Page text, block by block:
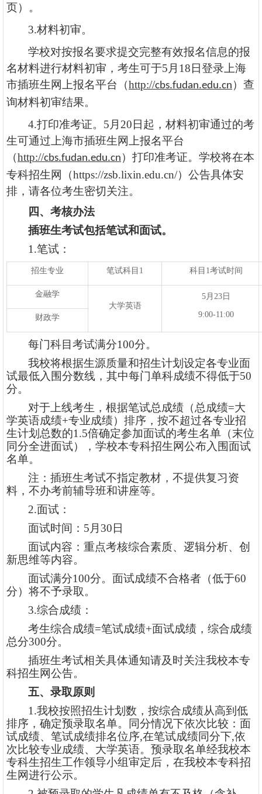
页）。
3.材料初审。
学校对按报名要求提交完整有效报名信息的报
名材料进行材料初审，考生可于5 月 18日登录上海
市插班生网上报名平台（http://cbs.fudan.edu.cn ）查
询材料初审结果。
4.打印准考证。 5 月 20日起，材料初审通过的考
生可通过上海市插班生网上报名平台
（http://cbs.fudan.edu.cn ）打印准考证。学校将在本
专科招生网（https://zsb.lixin.edu.cn/）公告具体安
排，请各位考生密切关注。
四 、考核办法
插班生考试包括笔试和面试。
1.笔试：
招生专业 笔试科目 1 科目 1考试时间
金融学
大学英语
5月23日
9:00-11:00
财政学
每门科目考试满分100分。
我校将根据生源质量和招生计划设定各专业面
试最低入围分数线，其中每门单科成绩不得低于50
分。
对于上线考生，根据笔试总成绩（总成绩=大
学英语成绩+专业成绩）排序，按不超过各专业招
生计划总数的1.5倍确定参加面试的考生名单（末位
同分全进面试），学校本专科招生网公布入围面试
名单。
注：插班生考试不指定教材，不提供复习资
料，不办考前辅导班和讲座等。
2.面试：
面试时间 ： 5 月 30日
面试内容：重点考核综合素质、逻辑分析、创
新思维等内容。
面试满分100分。面试成绩不合格者（低于60
分）将不予录取。
3.综合成绩：
考生综合成绩=笔试成绩+面试成绩，综合成绩
总分300分。
插班生考试相关具体通知请及时关注我校本专
科招生网公告。
五、录取原则
1.我校按照招生计划数，按综合成绩从高到低
排序，确定预录取名单。同分情况下依次比较：面
试成绩、笔试成绩排名位序,在笔试成绩同分下,依
次比较专业成绩、大学英语。预录取名单经我校本
专科生招生工作领导小组审定后，在我校本专科招
生网进行公示。